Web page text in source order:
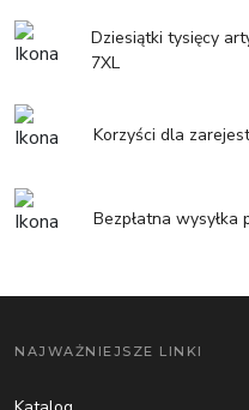
Dziesiątki tysięcy
7XL
Korzyści dla
Bezpłatna wysyłka
NAJWAŻNIEJSZE LINKI